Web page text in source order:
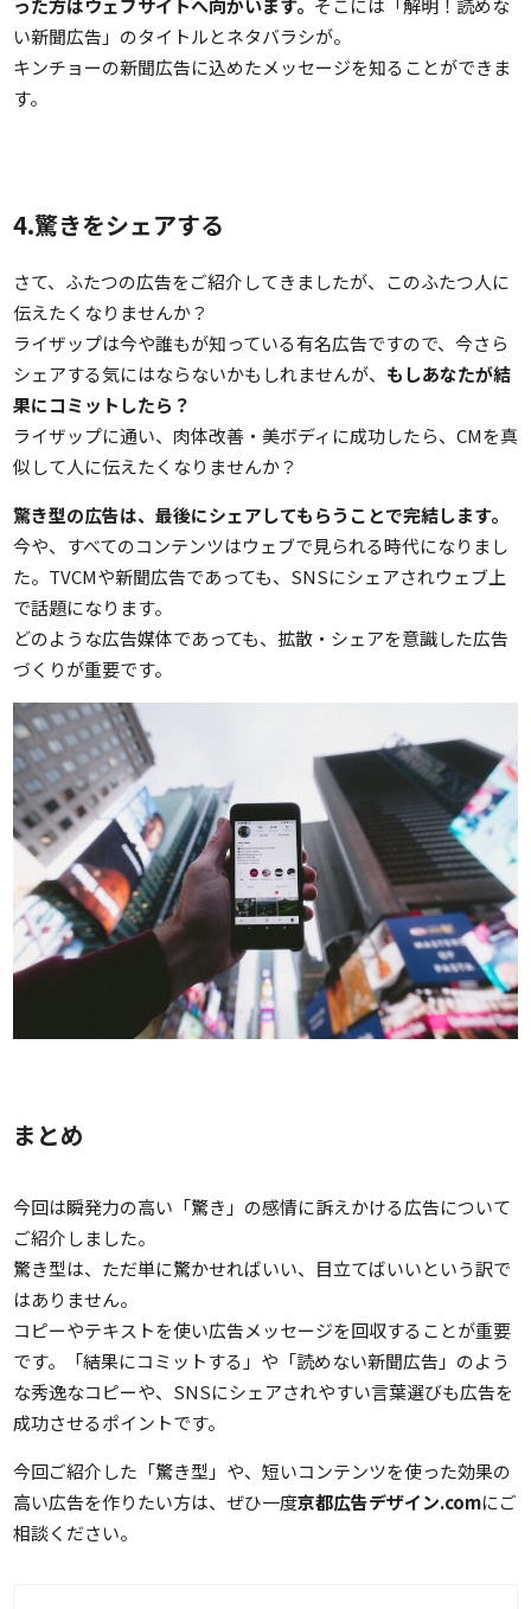
い新聞広告」のタイトルとネタバラシが。
キンチョーの新聞広告に込めたメッセージを知ることができま
す。
4.驚きをシェアする
さて、ふたつの広告をご紹介してきましたが、このふたつ人に
伝えたくなりませんか？
ライザップは今や誰もが知っている有名広告ですので、今さら
シェアする気にはならないかもしれませんが、 もしあなたが結
果にコミットしたら？
ライザップに通い、肉体改善・美ボディに成功したら、CMを真
似して人に伝えたくなりませんか？
驚き型の広告は、最後にシェアしてもらうことで完結します。
今や、すべてのコンテンツはウェブで見られる時代になりまし
た。TVCMや新聞広告であっても、SNSにシェアされウェブ上
で話題になります。
どのような広告媒体であっても、拡散・シェアを意識した広告
づくりが重要です。
まとめ
今回は瞬発力の高い「驚き」の感情に訴えかける広告について
ご紹介しました。
驚き型は、ただ単に驚かせればいい、目立てばいいという訳で
はありません。
コピーやテキストを使い広告メッセージを回収することが重要
です。「結果にコミットする」や「読めない新聞広告」のよう
な秀逸なコピーや、SNSにシェアされやすい言葉選びも広告を
成功させるポイントです。
今回ご紹介した「驚き型」や、短いコンテンツを使った効果の
高い広告を作りたい方は、ぜひ一度京都広告デザイン.comにご
相談ください。